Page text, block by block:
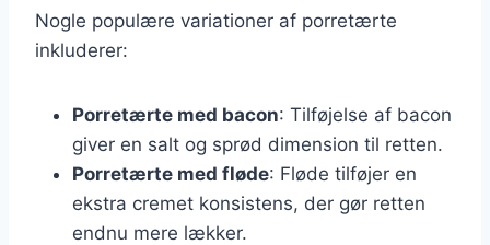
Nogle populære variationer af porretærte
inkluderer:
Porretærte med bacon: Tilføjelse af bacon
giver en salt og sprød dimension til retten.
Porretærte med fløde: Fløde tilføjer en
ekstra cremet konsistens, der gør retten
endnu mere lækker.